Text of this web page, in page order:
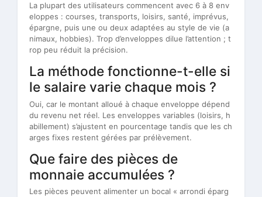
La plupart des utilisateurs commencent avec 6 à 8 env
eloppes : courses, transports, loisirs, santé, imprévus,
épargne, puis une ou deux adaptées au style de vie (a
nimaux, hobbies). Trop d’enveloppes dilue l’attention ; t
rop peu réduit la précision.
La méthode fonctionne-t-elle si
le salaire varie chaque mois ?
Oui, car le montant alloué à chaque enveloppe dépend
du revenu net réel. Les enveloppes variables (loisirs, h
abillement) s’ajustent en pourcentage tandis que les ch
arges fixes restent gérées par prélèvement.
Que faire des pièces de
monnaie accumulées ?
Les pièces peuvent alimenter un bocal « arrondi éparg